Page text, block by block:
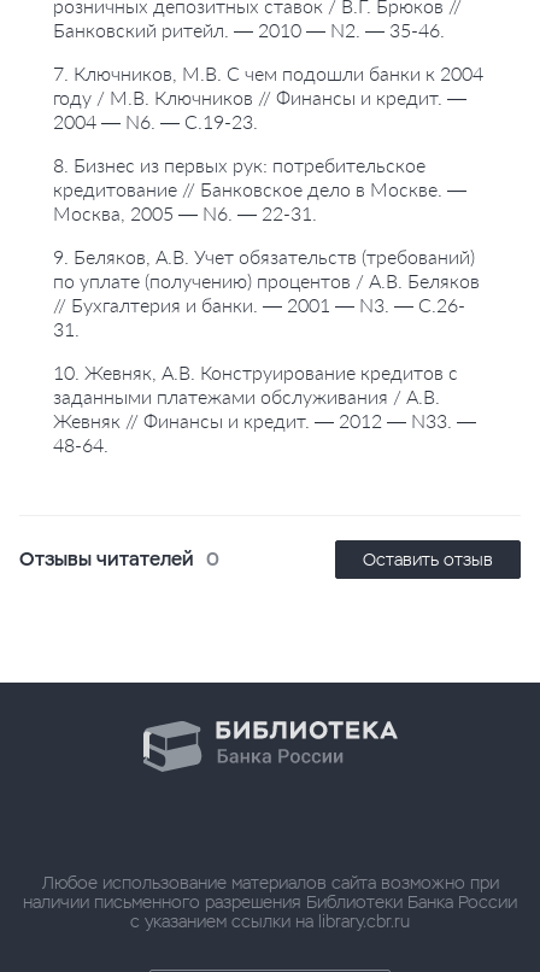
розничных депозитных ставок / В.Г. Брюков //
Банковский ритейл. — 2010 — N2. — 35-46.
7. Ключников, М.В. С чем подошли банки к 2004
году / М.В. Ключников // Финансы и кредит. —
2004 — N6. — С.19-23.
8. Бизнес из первых рук: потребительское
кредитование // Банковское дело в Москве. —
Москва, 2005 — N6. — 22-31.
9. Беляков, А.В. Учет обязательств (требований)
по уплате (получению) процентов / А.В. Беляков
// Бухгалтерия и банки. — 2001 — N3. — С.26-
31.
10. Жевняк, А.В. Конструирование кредитов с
заданными платежами обслуживания / А.В.
Жевняк // Финансы и кредит. — 2012 — N33. —
48-64.
Отзывы читателей 0 Оставить отзыв
Любое использование материалов сайта возможно при
наличии письменного разрешения Библиотеки Банка России
с указанием ссылки на library.cbr.ru